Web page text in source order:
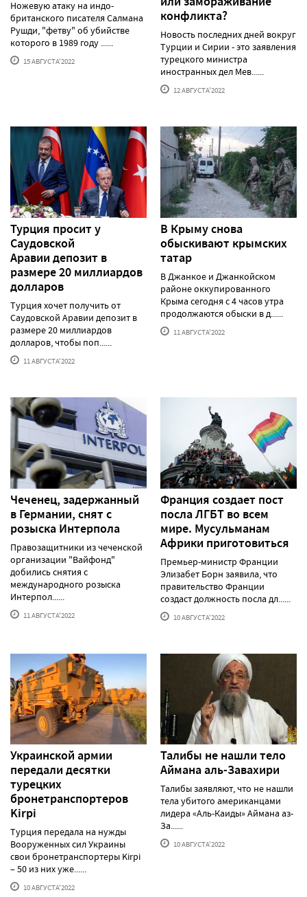
Ножевую атаку на индо-
британского писателя Салмана
Рушди, "фетву" об убийстве
которого в 1989 году ......
15 АВГУСТА'2022
конфликта?
Новость последних дней вокруг
Турции и Сирии - это заявления
турецкого министра
иностранных дел Мев......
12 АВГУСТА'2022
Турция просит у
Саудовской
Аравии депозит в
размере 20 миллиардов
долларов
Турция хочет получить от
Саудовской Аравии депозит в
размере 20 миллиардов
долларов, чтобы поп......
11 АВГУСТА'2022
В Крыму снова
обыскивают крымских
татар
В Джанкое и Джанкойском
районе оккупированного
Крыма сегодня с 4 часов утра
продолжаются обыски в д......
11 АВГУСТА'2022
Чеченец, задержанный
в Германии, снят с
розыска Интерпола
Правозащитники из чеченской
организации "Вайфонд"
добились снятия с
международного розыска
Интерпол......
11 АВГУСТА'2022
Франция создает пост
посла ЛГБТ во всем
мире. Мусульманам
Африки приготовиться
Премьер-министр Франции
Элизабет Борн заявила, что
правительство Франции
создаст должность посла дл......
10 АВГУСТА'2022
Украинской армии
передали десятки
турецких
бронетранспортеров
Kirpi
Турция передала на нужды
Вооруженных сил Украины
свои бронетранспортеры Kirpi
– 50 из них уже......
10 АВГУСТА'2022
Талибы не нашли тело
Аймана аль-Завахири
Талибы заявляют, что не нашли
тела убитого американцами
лидера «Аль-Каиды» Аймана аз-
За......
10 АВГУСТА'2022